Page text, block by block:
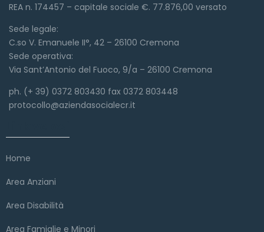
REA n. 174457 – capitale sociale €. 77.876,00 versato
Sede legale:
C.so V. Emanuele II°, 42 – 26100 Cremona
Sede operativa:
Via Sant’Antonio del Fuoco, 9/a – 26100 Cremona
ph. (+ 39) 0372 803430 fax 0372 803448
protocollo@aziendasocialecr.it
Home
Area Anziani
Area Disabilità
Area Famiglie e Minori